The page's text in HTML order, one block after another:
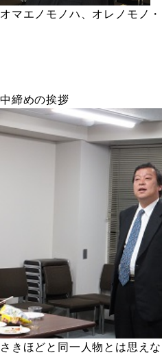
オマエノモノハ、オレノモノ・
中締めの挨拶
さきほどと同一人物とは思え